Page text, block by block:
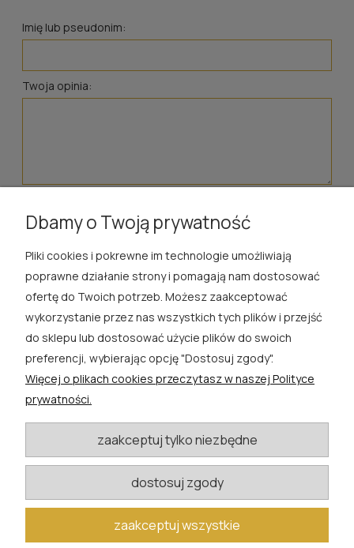
Imię lub pseudonim:
Twoja opinia:
ROSA ĆWIK
SKLEP
EXTRA
KATEGORIE BLOGU
W razie pytań i wątpliwości prosimy o kontakt
biuro@rosacwik.pl
Dbamy o Twoją prywatność
Pliki cookies i pokrewne im technologie umożliwiają
poprawne działanie strony i pomagają nam dostosować
ofertę do Twoich potrzeb. Możesz zaakceptować
wykorzystanie przez nas wszystkich tych plików i przejść
do sklepu lub dostosować użycie plików do swoich
preferencji, wybierając opcję "Dostosuj zgody".
Więcej o plikach cookies przeczytasz w naszej Polityce
prywatności.
zaakceptuj tylko niezbędne
dostosuj zgody
zaakceptuj wszystkie